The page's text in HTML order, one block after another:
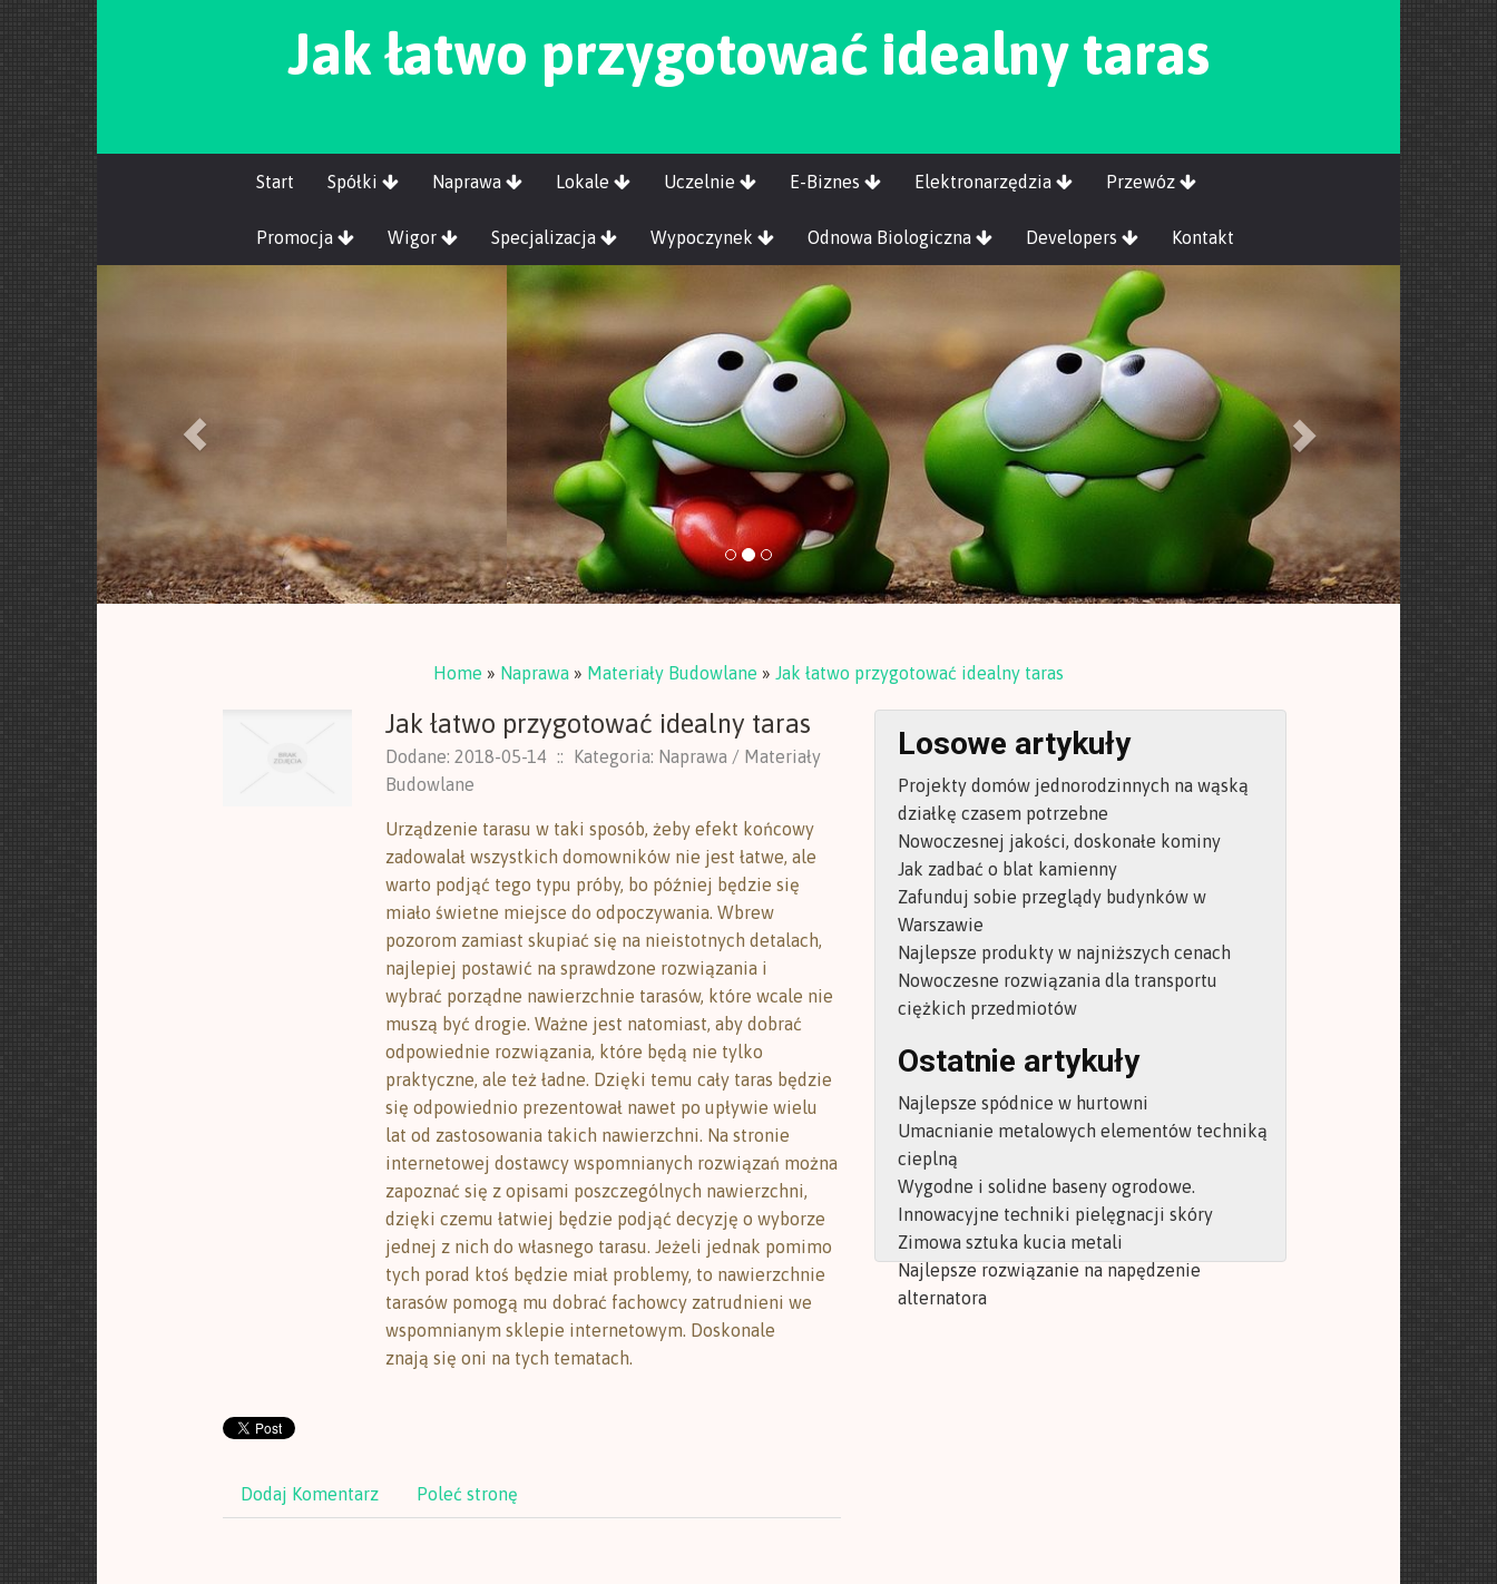
Jak łatwo przygotować idealny taras
Start Spółki Naprawa Lokale Uczelnie E-Biznes Elektronarzędzia Przewóz
Promocja Wigor Specjalizacja Wypoczynek Odnowa Biologiczna Developers Kontakt
Home » Naprawa » Materiały Budowlane » Jak łatwo przygotować idealny taras
Jak łatwo przygotować idealny taras
Dodane: 2018-05-14 ::
Kategoria: Naprawa / Materiały
Budowlane
Urządzenie tarasu w taki sposób, żeby efekt końcowy
zadowalał wszystkich domowników nie jest łatwe, ale
warto podjąć tego typu próby, bo później będzie się
miało świetne miejsce do odpoczywania. Wbrew
pozorom zamiast skupiać się na nieistotnych detalach,
najlepiej postawić na sprawdzone rozwiązania i
wybrać porządne nawierzchnie tarasów, które wcale nie
muszą być drogie. Ważne jest natomiast, aby dobrać
odpowiednie rozwiązania, które będą nie tylko
praktyczne, ale też ładne. Dzięki temu cały taras będzie
się odpowiednio prezentował nawet po upływie wielu
lat od zastosowania takich nawierzchni. Na stronie
internetowej dostawcy wspomnianych rozwiązań można
zapoznać się z opisami poszczególnych nawierzchni,
dzięki czemu łatwiej będzie podjąć decyzję o wyborze
jednej z nich do własnego tarasu. Jeżeli jednak pomimo
tych porad ktoś będzie miał problemy, to nawierzchnie
tarasów pomogą mu dobrać fachowcy zatrudnieni we
wspomnianym sklepie internetowym. Doskonale
znają się oni na tych tematach.
Dodaj Komentarz Poleć stronę
Losowe artykuły
Projekty domów jednorodzinnych na wąską
działkę czasem potrzebne
Nowoczesnej jakości, doskonałe kominy
Jak zadbać o blat kamienny
Zafunduj sobie przeglądy budynków w
Warszawie
Najlepsze produkty w najniższych cenach
Nowoczesne rozwiązania dla transportu
ciężkich przedmiotów
Ostatnie artykuły
Najlepsze spódnice w hurtowni
Umacnianie metalowych elementów techniką
cieplną
Wygodne i solidne baseny ogrodowe.
Innowacyjne techniki pielęgnacji skóry
Zimowa sztuka kucia metali
Najlepsze rozwiązanie na napędzenie
alternatora